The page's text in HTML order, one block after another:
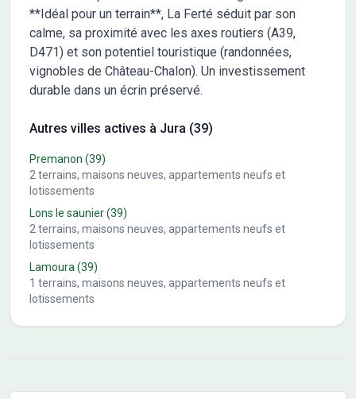
**Idéal pour un terrain**, La Ferté séduit par son
calme, sa proximité avec les axes routiers (A39,
D471) et son potentiel touristique (randonnées,
vignobles de Château-Chalon). Un investissement
durable dans un écrin préservé.
Autres villes actives à Jura (39)
Premanon (39)
2terrains, maisons neuves, appartements neufs et
lotissements
Lons le saunier(39)
2terrains, maisons neuves, appartements neufs et
lotissements
Lamoura(39)
1 terrains, maisons neuves, appartements neufs et
lotissements